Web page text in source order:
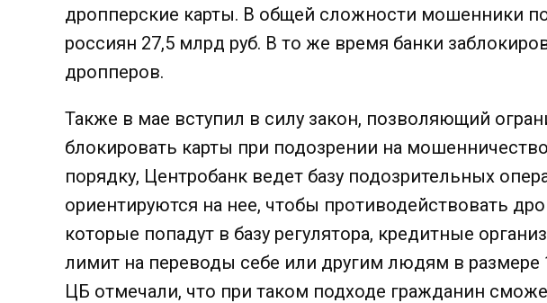
дропперские карты. В общей сложности мошенники
россиян 27,5 млрд руб. В то же время банки
дропперов.
Также в мае вступил в силу закон, позволяющий
блокировать карты при подозрении на
порядку, Центробанк ведет базу подозрительных
ориентируются на нее, чтобы противодействовать
которые попадут в базу регулятора, кредитные
лимит на переводы себе или другим людям в размере
ЦБ отмечали, что при таком подходе гражданин